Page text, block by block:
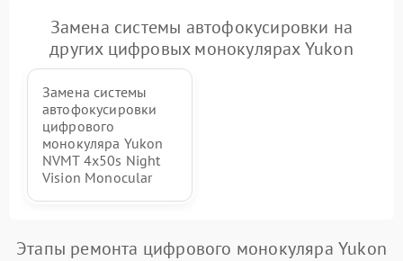
Замена системы автофокусировки на
других цифровых монокулярах Yukon
Замена системы
автофокусировки
цифрового
монокуляра Yukon
NVMT 4x50s Night
Vision Monocular
Этапы ремонта цифрового монокуляра Yukon